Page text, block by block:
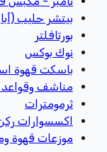
بيتشر حليب
بورتافلتر
نوك بوكس
باسكت قهوة
مناشف
ثرمومترات
اكسسوارات
موزعات قهوة